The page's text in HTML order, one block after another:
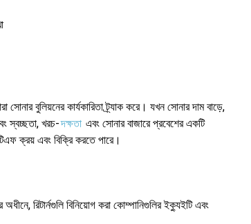
বুলিয়নের কার্যকারিতা ট্র্যাক করে। যখন সোনার দাম বাড়ে,
স্বচ্ছতা, খরচ-দক্ষতা এবং সোনার বাজারে প্রবেশের একটি
ক্রয় এবং বিক্রি করতে পারে।
রিটার্নগুলি বিনিয়োগ করা কোম্পানিগুলির ইক্যুইটি এবং